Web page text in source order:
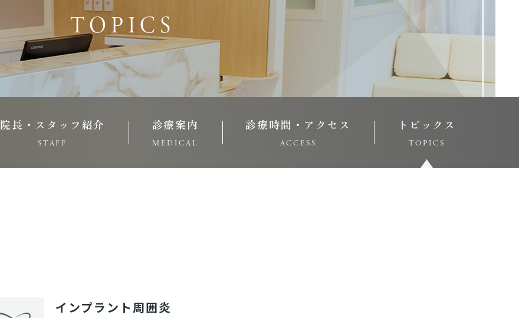
TOPICS
院長・スタッフ紹介
STAFF
診療案内
MEDICAL
診療時間・アクセス
ACCESS
トピックス
TOPICS
インプラント周囲炎